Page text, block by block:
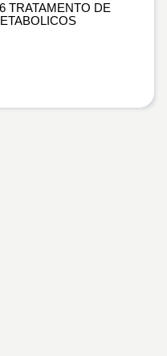
TRATAMENTO DE